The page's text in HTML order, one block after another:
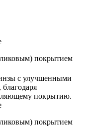
покрытием
с улучшенными
покрытию.
покрытием